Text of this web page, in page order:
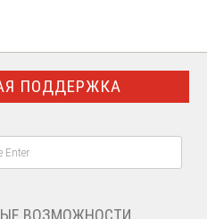
ПОДДЕРЖКА
ВОЗМОЖНОСТИ